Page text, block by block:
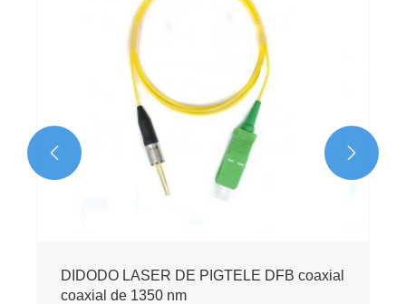
DIDODO LASER DE PIGTELE DFB coaxial
coaxial de 1350 nm
 